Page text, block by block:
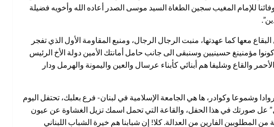
للإمام المغيب سجين الطغاة السيد موسى الصدر أعاده الله وأخويه فضيلة
معها كما عهدتها، منبت الرجال الرجال، ومنبع المقاومة الأول الذي تفجر
مؤمنينغ حسينيين وسنبقى الى جانب حامل أمانتك الأمين دولة الأخ الرئيس
والقاع وشليفا هم أبنائي كأبناء عرسال والعين واليمونة والهرمل ودار
وشموعا وكوادر، ها هي الجامعة الإسلامية في لبنان- فرع بعلبك، تحتفل اليوم
عل صورتك في هذا الحفل، والقاعة التي تحمل اسمك تزيل الغشاوة عن عيون
الفارين من العدالة. كلا! إن شبابنا هم خيرة الشباب اللبناني